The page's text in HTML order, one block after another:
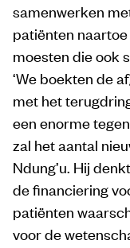
samenwerken
patiënten
moesten die ook
‘We boekten de
met het
een enorme
zal het aantal
Ndung’u. Hij
de financiering
patiënten
voor de